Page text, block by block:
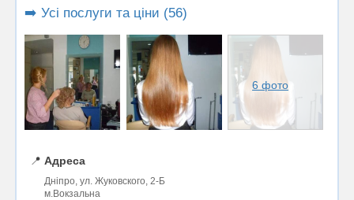
➡️ Усі послуги та ціни (56)
6 фото
📍 Адреса
Дніпро, ул. Жуковского, 2-Б
м.Вокзальна